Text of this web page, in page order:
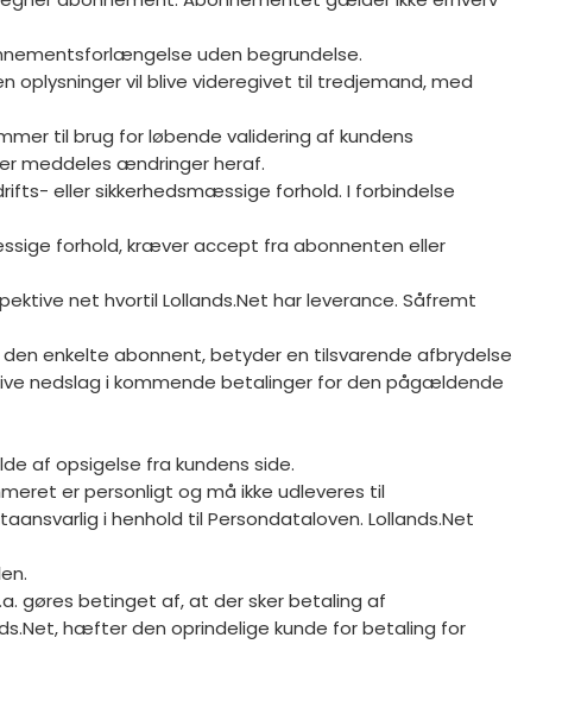
uden begrundelse.
oplysninger vil blive videregivet til tredjemand, med
til brug for løbende validering af kundens
meddeles ændringer heraf.
eller sikkerhedsmæssige forhold. I forbindelse
forhold, kræver accept fra abonnenten eller
net hvortil Lollands.Net har leverance. Såfremt
enkelte abonnent, betyder en tilsvarende afbrydelse
nedslag i kommende betalinger for den pågældende
af opsigelse fra kundens side.
er personligt og må ikke udleveres til
i henhold til Persondataloven. Lollands.Net
gøres betinget af, at der sker betaling af
hæfter den oprindelige kunde for betaling for